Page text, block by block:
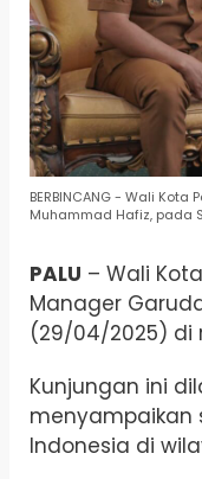
BERBINCANG - Wali
Muhammad Hafiz, pada
PALU – Wali
Manager
(29/04/2025) di
Kunjungan ini
menyampaikan
Indonesia di